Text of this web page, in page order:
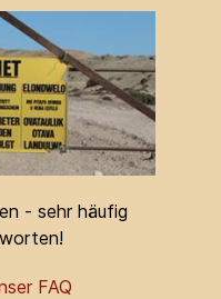
- sehr häufig
FAQ